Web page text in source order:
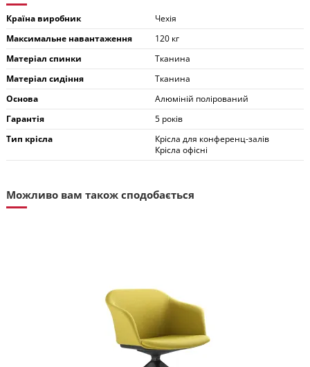
Країна виробник
Чехія
Максимальне навантаження
120 кг
Матеріал спинки
Тканина
Матеріал сидіння
Тканина
Основа
Алюміній полірований
Гарантія
5 років
Тип крісла
Крісла для конференц-залів
Крісла офісні
Можливо вам також сподобається